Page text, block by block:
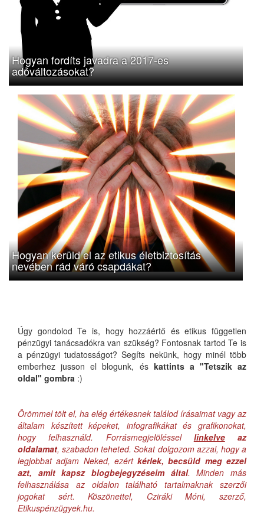
Hogyan fordíts javadra a 2017-es
adóváltozásokat?
Hogyan kerüld el az etikus életbiztosítás
nevében rád váró csapdákat?
Úgy gondolod Te is, hogy hozzáértő és etikus független
pénzügyi tanácsadókra van szükség? Fontosnak tartod Te is
a pénzügyi tudatosságot? Segíts nekünk, hogy minél több
emberhez jusson el blogunk, és kattints a "Tetszik az
oldal" gombra :)
Örömmel tölt el, ha elég értékesnek találod írásaimat vagy az
általam készített képeket, infografikákat és grafikonokat,
hogy felhasználd. Forrásmegjelöléssel linkelveaz
oldalamat, szabadon teheted. Sokat dolgozom azzal, hogy a
legjobbat adjam Neked, ezértkérlek, becsüld meg ezzel
azt, amit kapsz blogbejegyzéseim által. Minden más
felhasználása az oldalon található tartalmaknak szerzői
jogokat sért. Köszönettel, Cziráki Móni, szerző,
Etikuspénzügyek.hu.